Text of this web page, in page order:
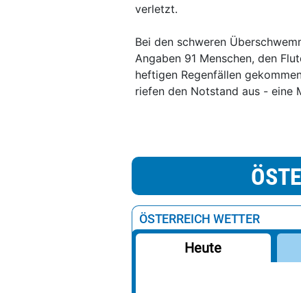
verletzt.
Bei den schweren
Angaben 91 Menschen, den
heftigen Regenfällen
riefen den Notstand aus - eine
ÖSTERREICH WETTER
Heute